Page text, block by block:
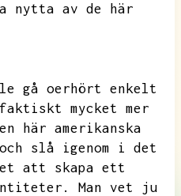
nytta av de här
gå oerhört enkelt
mycket mer
här amerikanska
slå igenom i det
att skapa ett
Man vet ju